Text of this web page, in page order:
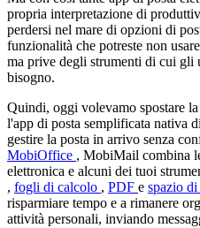
propria interpretazione di
perdersi nel mare di opzioni di
funzionalità che potreste non
ma prive degli strumenti di cui gli
bisogno.
Quindi, oggi volevamo spostare
l'app di posta semplificata nativa
gestire la posta in arrivo senza
MobiOffice , MobiMail combina
elettronica e alcuni dei tuoi
, fogli di calcolo , PDF e spazio
risparmiare tempo e a rimanere
attività personali, inviando